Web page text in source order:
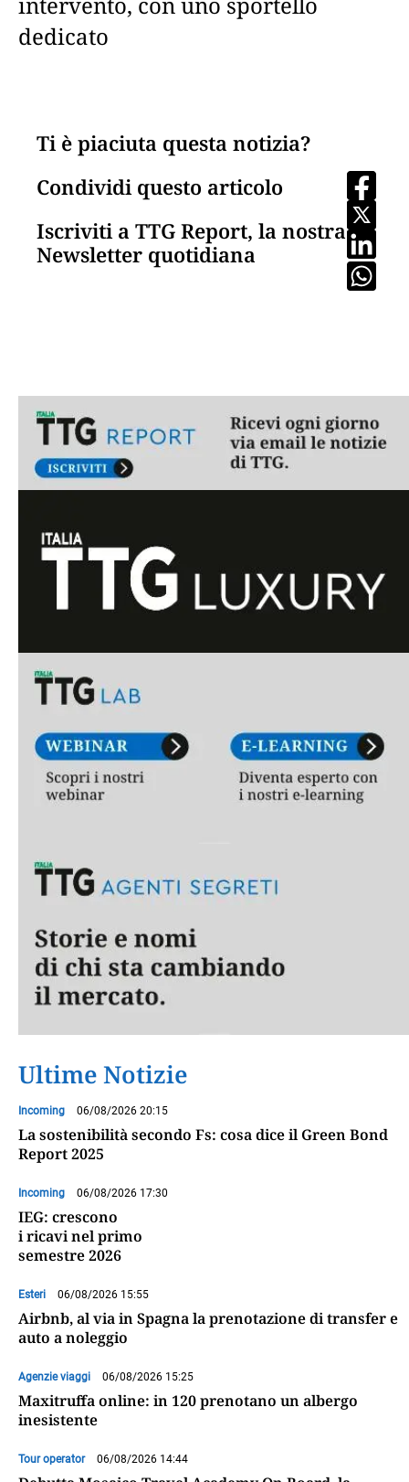
dedicato
Ti è piaciuta questa notizia?
Condividi questo articolo
Iscriviti a TTG Report, la nostra
Newsletter quotidiana
Ultime Notizie
Incoming 06/08/2026 20:15
La sostenibilità secondo Fs: cosa dice il Green Bond
Report 2025
Incoming 06/08/2026 17:30
IEG: crescono
i ricavi nel primo
semestre 2026
Esteri 06/08/2026 15:55
Airbnb, al via in Spagna la prenotazione di transfer e
auto a noleggio
Agenzie viaggi 06/08/2026 15:25
Maxitruffa online: in 120 prenotano un albergo
inesistente
Tour operator 06/08/2026 14:44